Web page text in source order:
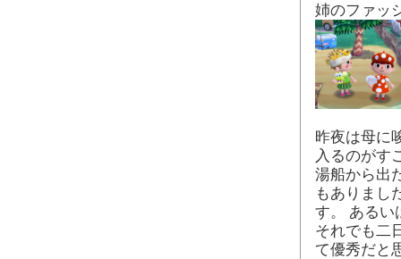
姉のファッ
昨夜は母に
入るのがす
湯船から出
もありまし
す。 あるい
それでも二
て優秀だと